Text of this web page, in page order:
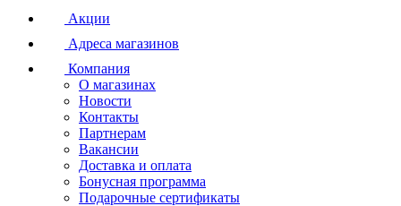
Акции
Адреса магазинов
Компания
О магазинах
Новости
Контакты
Партнерам
Вакансии
Доставка и оплата
Бонусная программа
Подарочные сертификаты